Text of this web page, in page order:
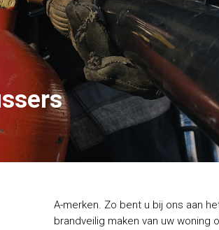
A-merken. Zo bent u bij ons aan
brandveilig maken van uw